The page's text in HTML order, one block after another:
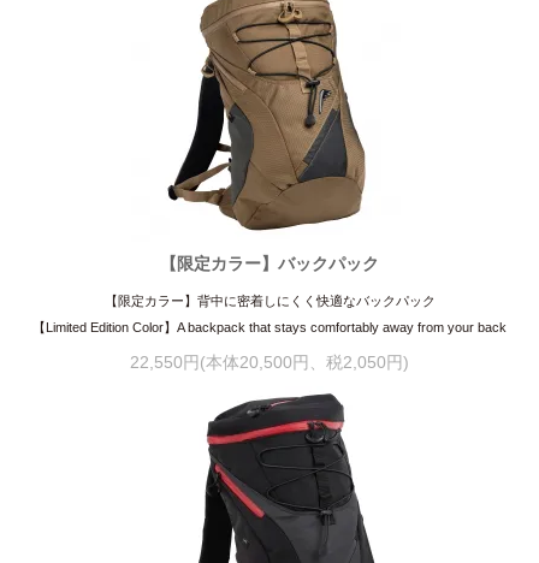
【限定カラー】バックパック
【限定カラー】背中に密着しにくく快適なバックパック
【Limited Edition Color】A backpack that stays comfortably away from your back
22,550円(本体20,500円、税2,050円)